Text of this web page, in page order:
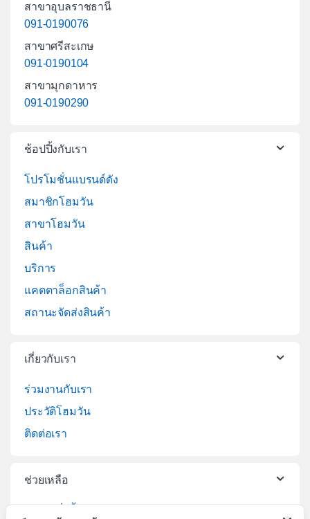
สาขาอุบลราชธานี
091-0190076
สาขาศรีสะเกษ
091-0190104
สาขามุกดาหาร
091-0190290
ช้อปปิ้งกับเรา
โปรโมชั่นแบรนด์ดัง
สมาชิกโฮมวัน
สาขาโฮมวัน
สินค้า
บริการ
แคตตาล็อกสินค้า
สถานะจัดส่งสินค้า
เกี่ยวกับเรา
ร่วมงานกับเรา
ประวัติโฮมวัน
ติดต่อเรา
ช่วยเหลือ